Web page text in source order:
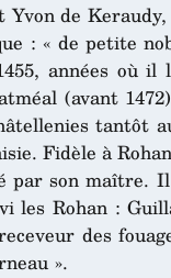
de
: « de petite
années où il
(avant
tantôt
Fidèle à
par son maître.
les Rohan :
des
».